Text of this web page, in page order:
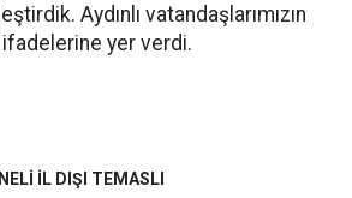
Aydınlı vatandaşlarımızın
yer verdi.
İL DIŞI TEMASLI